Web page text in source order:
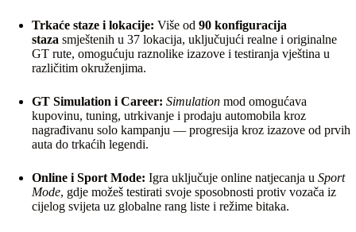
Trkaće staze i lokacije: Više od 90 konfiguracija
staza smještenih u 37 lokacija, uključujući realne i originalne
GT rute, omogućuju raznolike izazove i testiranja vještina u
različitim okruženjima.
GT Simulation i Career: Simulation mod omogućava
kupovinu, tuning, utrkivanje i prodaju automobila kroz
nagrađivanu solo kampanju — progresija kroz izazove od prvih
auta do trkaćih legendi.
Online i Sport Mode: Igra uključuje online natjecanja u Sport
Mode, gdje možeš testirati svoje sposobnosti protiv vozača iz
cijelog svijeta uz globalne rang liste i režime bitaka.